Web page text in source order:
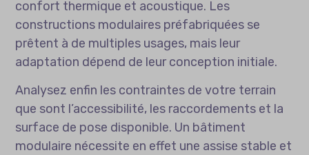
confort thermique et acoustique. Les
constructions modulaires préfabriquées se
prêtent à de multiples usages, mais leur
adaptation dépend de leur conception initiale.
Analysez enfin les contraintes de votre terrain
que sont l’accessibilité, les raccordements et la
surface de pose disponible. Un bâtiment
modulaire nécessite en effet une assise stable et